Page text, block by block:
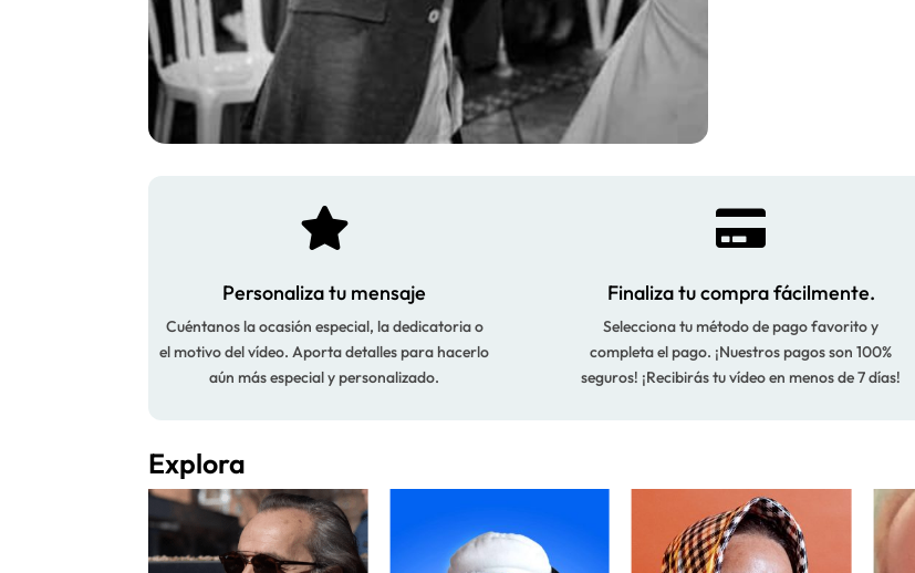

Personaliza tu mensaje
Cuéntanos la ocasión especial, la dedicatoria o
el motivo del vídeo. Aporta detalles para hacerlo
aún más especial y personalizado.

Finaliza tu compra fácilmente.
Selecciona tu método de pago favorito y
completa el pago. ¡Nuestros pagos son 100%
seguros! ¡Recibirás tu vídeo en menos de 7 días!
Explora